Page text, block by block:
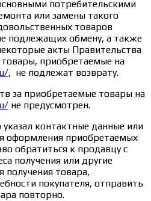
потребительскими
или замены такого
товаров
подлежащих обмену, а также
акты Правительства
приобретаемые на
, не подлежат возврату.
за приобретаемые товары на
не предусмотрен.
контактные данные или
оформления приобретаемых
обратиться к продавцу с
получения или другие
получения товара,
покупателя, отправить
повторно.